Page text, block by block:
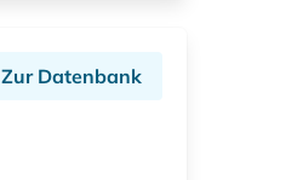
Zur Datenbank